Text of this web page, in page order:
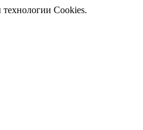
технологии Cookies.